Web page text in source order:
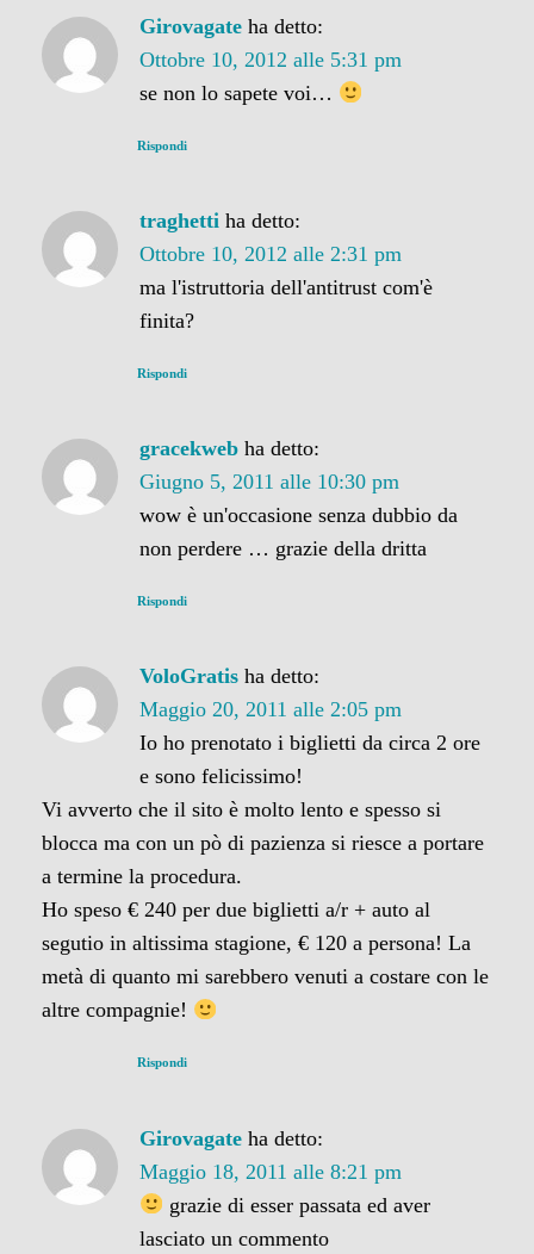
Girovagate ha detto:
Ottobre 10, 2012 alle 5:31 pm
se non lo sapete voi…
Rispondi
traghetti ha detto:
Ottobre 10, 2012 alle 2:31 pm
ma l'istruttoria dell'antitrust com'è
finita?
Rispondi
gracekweb ha detto:
Giugno 5, 2011 alle 10:30 pm
wow è un'occasione senza dubbio da
non perdere … grazie della dritta
Rispondi
VoloGratis ha detto:
Maggio 20, 2011 alle 2:05 pm
Io ho prenotato i biglietti da circa 2 ore
e sono felicissimo!
Vi avverto che il sito è molto lento e spesso si
blocca ma con un pò di pazienza si riesce a portare
a termine la procedura.
Ho speso € 240 per due biglietti a/r + auto al
segutio in altissima stagione, € 120 a persona! La
metà di quanto mi sarebbero venuti a costare con le
altre compagnie!
Rispondi
Girovagate ha detto:
Maggio 18, 2011 alle 8:21 pm
grazie di esser passata ed aver
lasciato un commento